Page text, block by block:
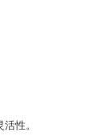
性。